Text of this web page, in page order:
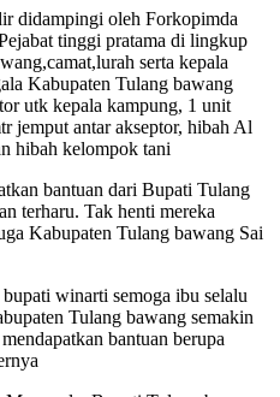
didampingi oleh Forkopimda
tinggi pratama di lingkup
serta kepala
Kabupaten Tulang bawang
utk kepala kampung, 1 unit
jemput antar akseptor, hibah Al
hibah kelompok tani
bantuan dari Bupati Tulang
terharu. Tak henti mereka
Kabupaten Tulang bawang Sai
winarti semoga ibu selalu
Tulang bawang semakin
bantuan berupa